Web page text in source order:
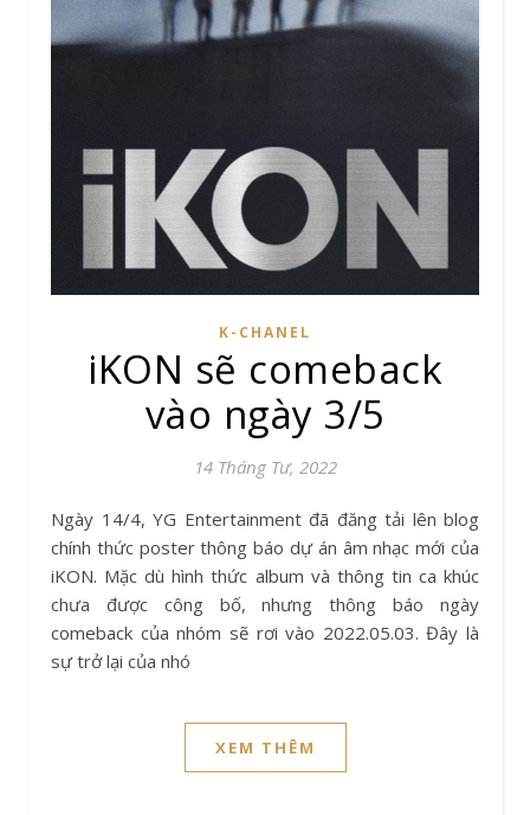
K-CHANEL
iKON sẽ comeback
vào ngày 3/5
14 Tháng Tư, 2022
Ngày 14/4, YG Entertainment đã đăng tải lên blog
chính thức poster thông báo dự án âm nhạc mới của
iKON. Mặc dù hình thức album và thông tin ca khúc
chưa được công bố, nhưng thông báo ngày
comeback của nhóm sẽ rơi vào 2022.05.03. Đây là
sự trở lại của nhó
XEM THÊM